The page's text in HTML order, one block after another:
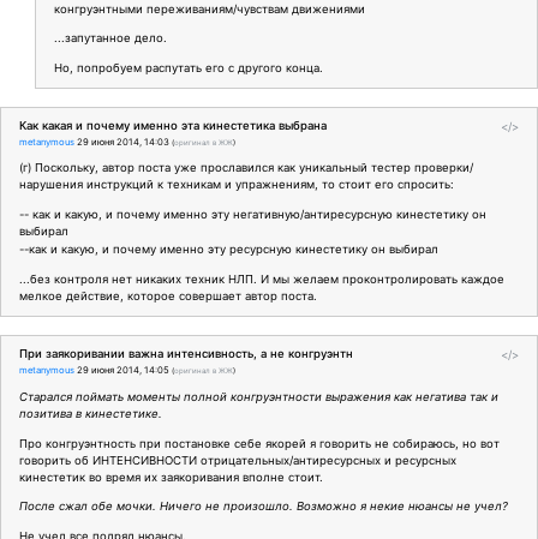
конгруэнтными переживаниям/чувствам движениями
...запутанное дело.
Но, попробуем распутать его с другого конца.
</>
Как какая и почему именно эта кинестетика выбрана
metanymous 29 июня 2014, 14:03 (оригинал в ЖЖ)
(г) Поскольку, автор поста уже прославился как уникальный тестер проверки/
нарушения инструкций к техникам и упражнениям, то стоит его спросить:
-- как и какую, и почему именно эту негативную/антиресурсную кинестетику он
выбирал
--как и какую, и почему именно эту ресурсную кинестетику он выбирал
...без контроля нет никаких техник НЛП. И мы желаем проконтролировать каждое
мелкое действие, которое совершает автор поста.
</>
При заякоривании важна интенсивность, а не конгруэнтн
metanymous 29 июня 2014, 14:05 (оригинал в ЖЖ)
Старался поймать моменты полной конгруэнтности выражения как негатива так и
позитива в кинестетике.
Про конгруэнтность при постановке себе якорей я говорить не собираюсь, но вот
говорить об ИНТЕНСИВНОСТИ отрицательных/антиресурсных и ресурсных
кинестетик во время их заякоривания вполне стоит.
После сжал обе мочки. Ничего не произошло. Возможно я некие нюансы не учел?
Не учел все подряд нюансы.